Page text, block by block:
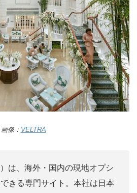
画像： VELTRA
）は、海外・国内の現地オプシ
きる専門サイト。本社は日本